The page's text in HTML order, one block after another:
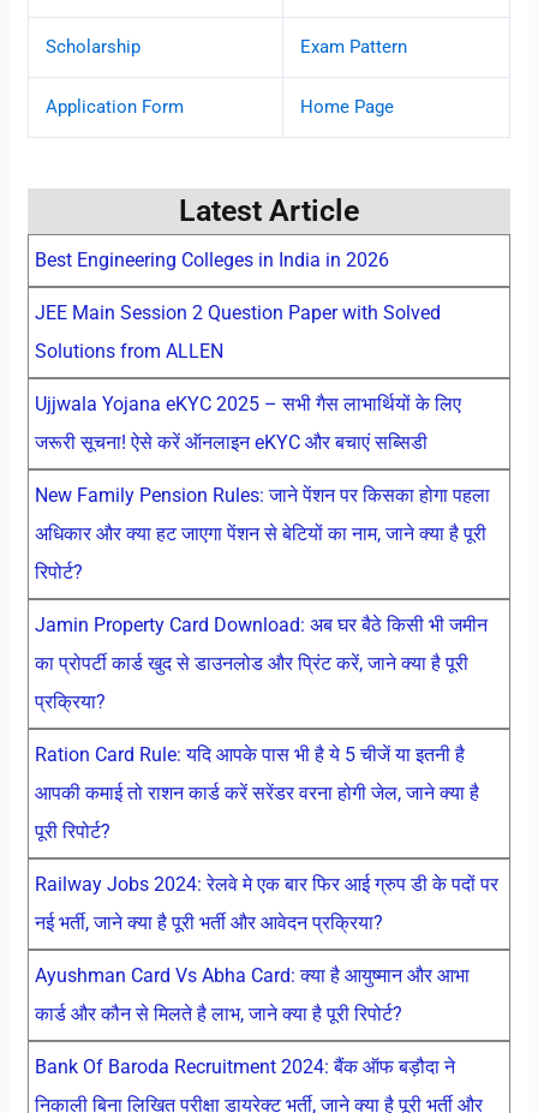
Scholarship Exam Pattern
Application Form Home Page
Latest Article
Best Engineering Colleges in India in 2026
JEE Main Session 2 Question Paper with Solved
Solutions from ALLEN
Ujjwala Yojana eKYC 2025 – सभी गैस लाभार्थियों के लिए
जरूरी सूचना! ऐसे करें ऑनलाइन eKYC और बचाएं सब्सिडी
New Family Pension Rules: जाने पेंशन पर किसका होगा पहला
अधिकार और क्या हट जाएगा पेंशन से बेटियों का नाम, जाने क्या है पूरी
रिपोर्ट?
Jamin Property Card Download: अब घर बैठे किसी भी जमीन
का प्रोपर्टी कार्ड खुद से डाउनलोड और प्रिंट करें, जाने क्या है पूरी
प्रक्रिया?
Ration Card Rule: यदि आपके पास भी है ये 5 चीजें या इतनी है
आपकी कमाई तो राशन कार्ड करें सरेंडर वरना होगी जेल, जाने क्या है
पूरी रिपोर्ट?
Railway Jobs 2024: रेलवे मे एक बार फिर आई ग्रुप डी के पदों पर
नई भर्ती, जाने क्या है पूरी भर्ती और आवेदन प्रक्रिया?
Ayushman Card Vs Abha Card: क्या है आयुष्मान और आभा
कार्ड और कौन से मिलते है लाभ, जाने क्या है पूरी रिपोर्ट?
Bank Of Baroda Recruitment 2024: बैंक ऑफ बड़ौदा ने
निकाली बिना लिखित परीक्षा डायरेक्ट भर्ती, जाने क्या है पूरी भर्ती और